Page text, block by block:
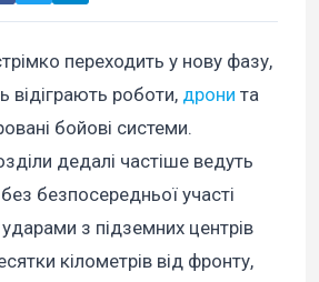
переходить у нову фазу,
відіграють роботи, дрони та
бойові системи.
дедалі частіше ведуть
безпосередньої участі
з підземних центрів
кілометрів від фронту,